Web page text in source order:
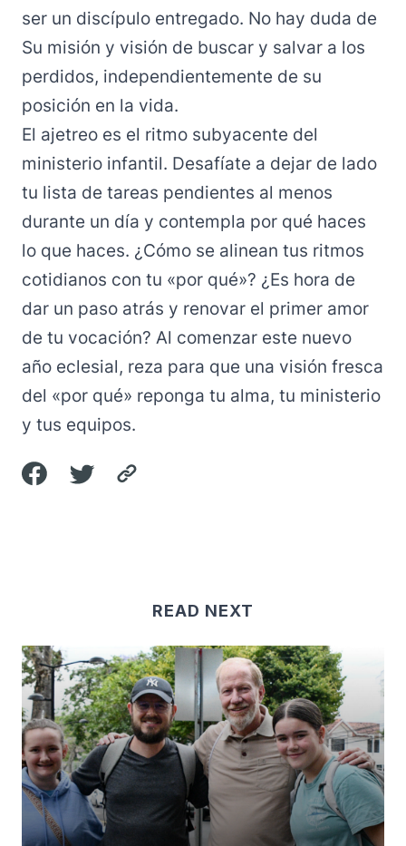
ser un discípulo entregado. No hay duda de
Su misión y visión de buscar y salvar a los
perdidos, independientemente de su
posición en la vida.
El ajetreo es el ritmo subyacente del
ministerio infantil. Desafíate a dejar de lado
tu lista de tareas pendientes al menos
durante un día y contempla por qué haces
lo que haces. ¿Cómo se alinean tus ritmos
cotidianos con tu «por qué»? ¿Es hora de
dar un paso atrás y renovar el primer amor
de tu vocación? Al comenzar este nuevo
año eclesial, reza para que una visión fresca
del «por qué» reponga tu alma, tu ministerio
y tus equipos.
READ NEXT